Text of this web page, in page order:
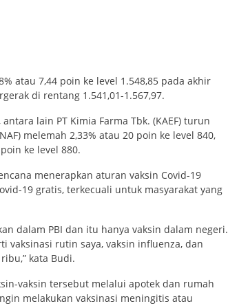
atau 7,44 poin ke level 1.548,85 pada akhir
di rentang 1.541,01-1.567,97.
lain PT Kimia Farma Tbk. (KAEF) turun
melemah 2,33% atau 20 poin ke level 840,
ke level 880.
menerapkan aturan vaksin Covid-19
19 gratis, terkecuali untuk masyarakat yang
dalam PBI dan itu hanya vaksin dalam negeri.
vaksinasi rutin saya, vaksin influenza, dan
kata Budi.
vaksin tersebut melalui apotek dan rumah
melakukan vaksinasi meningitis atau